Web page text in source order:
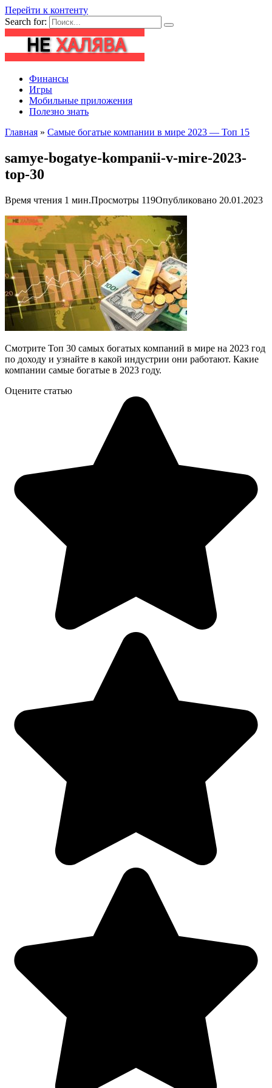
Перейти к контенту
Search for:
Финансы
Игры
Мобильные приложения
Полезно знать
Главная » Самые богатые компании в мире 2023 — Топ 15
samye-bogatye-kompanii-v-mire-2023-
top-30
Время чтения 1 мин.Просмотры 119Опубликовано 20.01.2023
Смотрите Топ 30 самых богатых компаний в мире на 2023 год
по доходу и узнайте в какой индустрии они работают. Какие
компании самые богатые в 2023 году.
Оцените статью